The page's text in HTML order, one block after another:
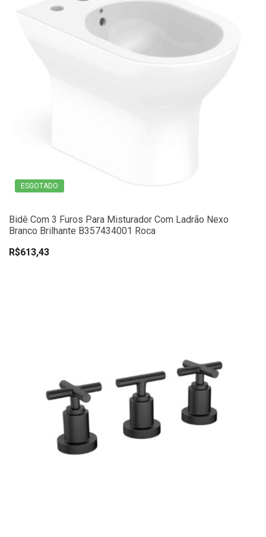
ESGOTADO
Bidê Com 3 Furos Para Misturador Com Ladrão Nexo
Branco Brilhante B357434001 Roca
R$613,43